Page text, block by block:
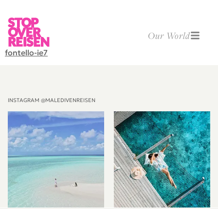
Our World
fontello-ie7
INSTAGRAM @MALEDIVENREISEN